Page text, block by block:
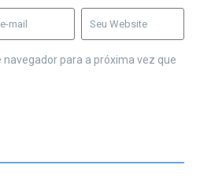
para a próxima vez que